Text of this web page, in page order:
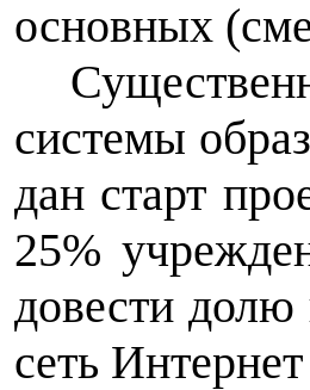
основных
системы
дан старт
25%
довести
сеть